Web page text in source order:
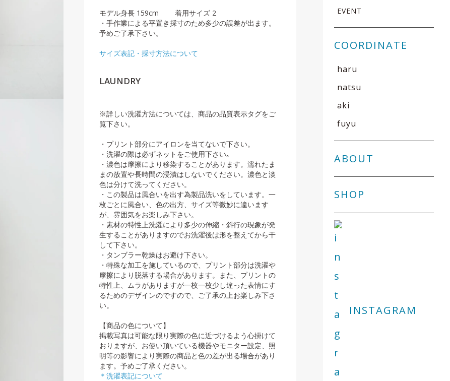
EVENT
COORDINATE
haru
natsu
aki
fuyu
ABOUT
SHOP
INSTAGRAM
モデル身長 159cm 着用サイズ 2
・手作業による平置き採寸のため多少の誤差が出ます。
予めご了承下さい。
サイズ表記・採寸方法について
LAUNDRY
※詳しい洗濯方法については、商品の品質表示タグをご
覧下さい。
・プリント部分にアイロンを当てないで下さい。
・洗濯の際は必ずネットをご使用下さい｡
・濃色は摩擦により移染することがあります。濡れたま
まの放置や長時間の浸漬はしないでください。濃色と淡
色は分けて洗ってください。
・この製品は風合いを出す為製品洗いをしています。一
枚ごとに風合い、色の出方、サイズ等微妙に違います
が、雰囲気をお楽しみ下さい。
・素材の特性上洗濯により多少の伸縮・斜行の現象が発
生することがありますのでお洗濯後は形を整えてから干
して下さい。
・タンブラー乾燥はお避け下さい。
・特殊な加工を施しているので、プリント部分は洗濯や
摩擦により脱落する場合があります。また、プリントの
特性上、ムラがありますが一枚一枚少し違った表情にす
るためのデザインのですので、ご了承の上お楽しみ下さ
い。
【商品の色について】
掲載写真は可能な限り実際の色に近づけるよう心掛けて
おりますが、お使い頂いている機器やモニター設定、照
明等の影響により実際の商品と色の差が出る場合があり
ます。予めご了承ください。
＊洗濯表記について